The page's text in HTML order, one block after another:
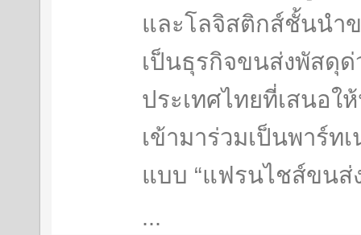
และโลจิสติกส์ชั้นนำ
เป็นธุรกิจขนส่งพัสดุ
ประเทศไทยที่เสนอใ
เข้ามาร่วมเป็นพาร์ท
แบบ “แฟรนไชส์ขนส่
...